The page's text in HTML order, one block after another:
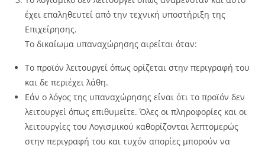
έχει επαληθευτεί από την τεχνική υποστήριξη της
Επιχείρησης.
Το δικαίωμα υπαναχώρησης αιρείται όταν:
Το προϊόν λειτουργεί όπως ορίζεται στην περιγραφή του
και δε περιέχει λάθη.
Εάν ο λόγος της υπαναχώρησης είναι ότι το προϊόν δεν
λειτουργεί όπως επιθυμείτε. Όλες οι πληροφορίες και οι
λειτουργίες του Λογισμικού καθορίζονται λεπτομερώς
στην περιγραφή του και τυχόν απορίες μπορούν να